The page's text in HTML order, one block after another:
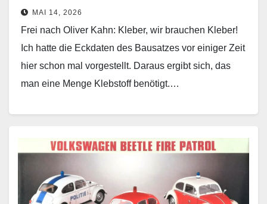
MAI 14, 2026
Frei nach Oliver Kahn: Kleber, wir brauchen Kleber!
Ich hatte die Eckdaten des Bausatzes vor einiger Zeit
hier schon mal vorgestellt. Daraus ergibt sich, das
man eine Menge Klebstoff benötigt.…